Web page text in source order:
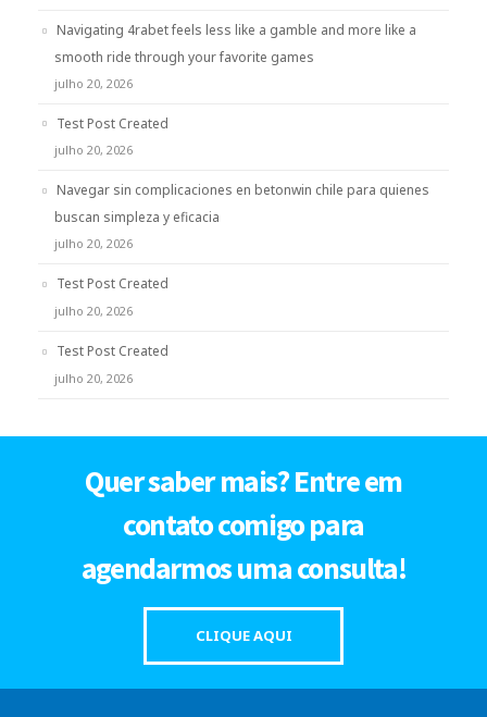
Navigating 4rabet feels less like a gamble and more like a
smooth ride through your favorite games
julho 20, 2026
Test Post Created
julho 20, 2026
Navegar sin complicaciones en betonwin chile para quienes
buscan simpleza y eficacia
julho 20, 2026
Test Post Created
julho 20, 2026
Test Post Created
julho 20, 2026
Quer saber mais? Entre em
contato comigo para
agendarmos uma consulta!
CLIQUE AQUI